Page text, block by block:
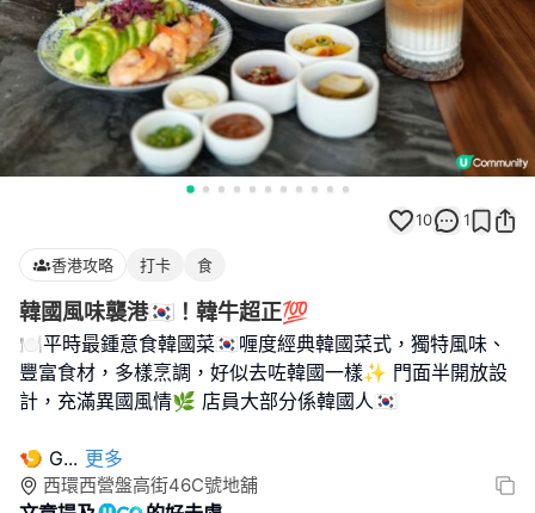
10 1
香港攻略 打卡 食
韓國風味襲港🇰🇷！韓牛超正💯
🍽️平時最鍾意食韓國菜🇰🇷喱度經典韓國菜式，獨特風味、
豐富食材，多樣烹調，好似去咗韓國一樣✨ 門面半開放設
計，充滿異國風情🌿 店員大部分係韓國人🇰🇷
🍤 G... 更多
西環西營盤高街46C號地舖